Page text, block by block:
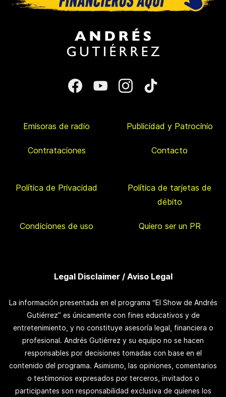
Emisoras de radio Publicidad y Patrocinio
Contrataciones Contacto
Política de Privacidad
Política de tarjetas de
débito
Condiciones de uso Quiero ser un PR
Legal Disclaimer / Aviso Legal
La información presentada en el programa “El Show de Andrés
Gutiérrez” es únicamente con fines educativos y de
entretenimiento, y no constituye asesoría legal, financiera o
profesional. Andrés Gutiérrez y su equipo no se hacen
responsables por decisiones tomadas con base en el
contenido del programa. Asimismo, las opiniones, comentarios
o testimonios expresados por terceros, invitados o
participantes son responsabilidad exclusiva de quienes los